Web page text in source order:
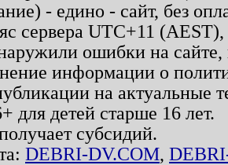
- едино - сайт, без
сервера UTC+11
ошибки на
информации о
на актуальные
для детей старше 16 лет.
субсидий.
DEBRI-DV.COM,